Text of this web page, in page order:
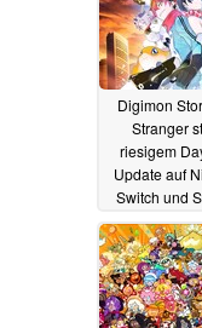
Digimon
Stranger
riesigem
Update auf
Switch und